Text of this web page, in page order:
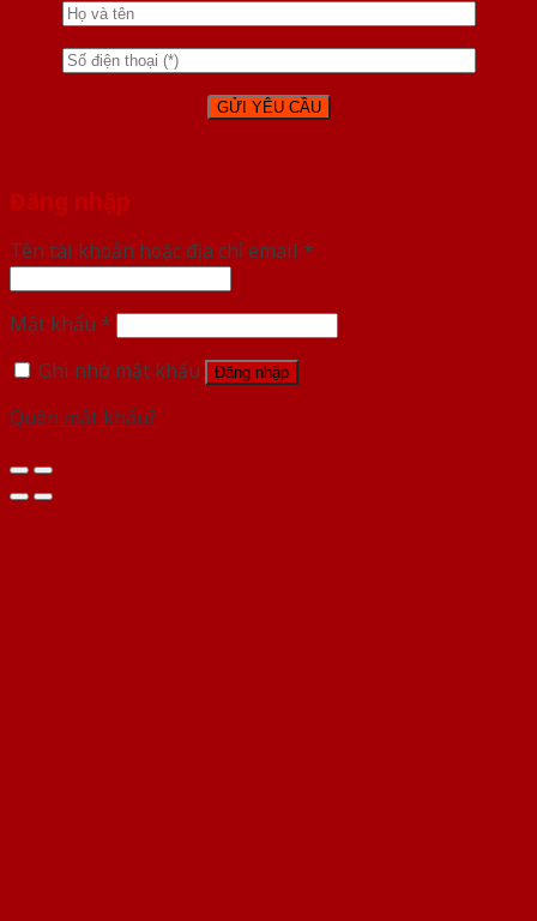
Đăng nhập
Tên tài khoản hoặc địa chỉ email *
Mật khẩu *
Ghi nhớ mật khẩu
Đăng nhập
Quên mật khẩu?